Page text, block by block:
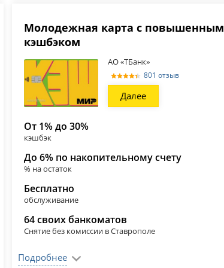
Молодежная карта с повышенным
кэшбэком
АО «ТБанк»
801 отзыв
Далее
От 1% до 30%
кэшбэк
До 6% по накопительному счету
% на остаток
Бесплатно
обслуживание
64 своих банкоматов
Снятие без комиссии в Ставрополе
Подробнее